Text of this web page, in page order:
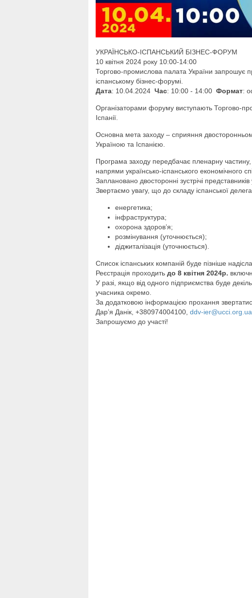
УКРАЇНСЬКО-ІСПАНСЬКИЙ БІЗНЕС-ФОРУМ
10 квітня 2024 року 10:00-14:00
Торгово-промислова палата України запрошує
іспанському бізнес-форумі.
Дата: 10.04.2024 Час: 10:00 - 14:00 Формат:
Організаторами форуму виступають Торгово-
Іспанії.
Основна мета заходу – сприяння
Україною та Іспанією.
Програма заходу передбачає пленарну частину,
напрями українсько-іспанського економічного
Заплановано двосторонні зустрічі
Звертаємо увагу, що до складу іспанської
енергетика;
інфраструктура;
охорона здоров’я;
розмінування (уточнюється);
діджиталізація (уточнюється).
Список іспанських компаній буде пізніше
Реєстрація проходить до 8 квітня 2024р.
У разі, якщо від одного підприємства буде
учасника окремо.
За додатковою інформацією прохання
Дар’я Данік, +380974004100, ddv-ier@ucci.org.ua
Запрошуємо до участі!